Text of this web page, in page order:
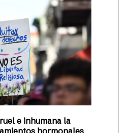
e inhumana la
hormonales